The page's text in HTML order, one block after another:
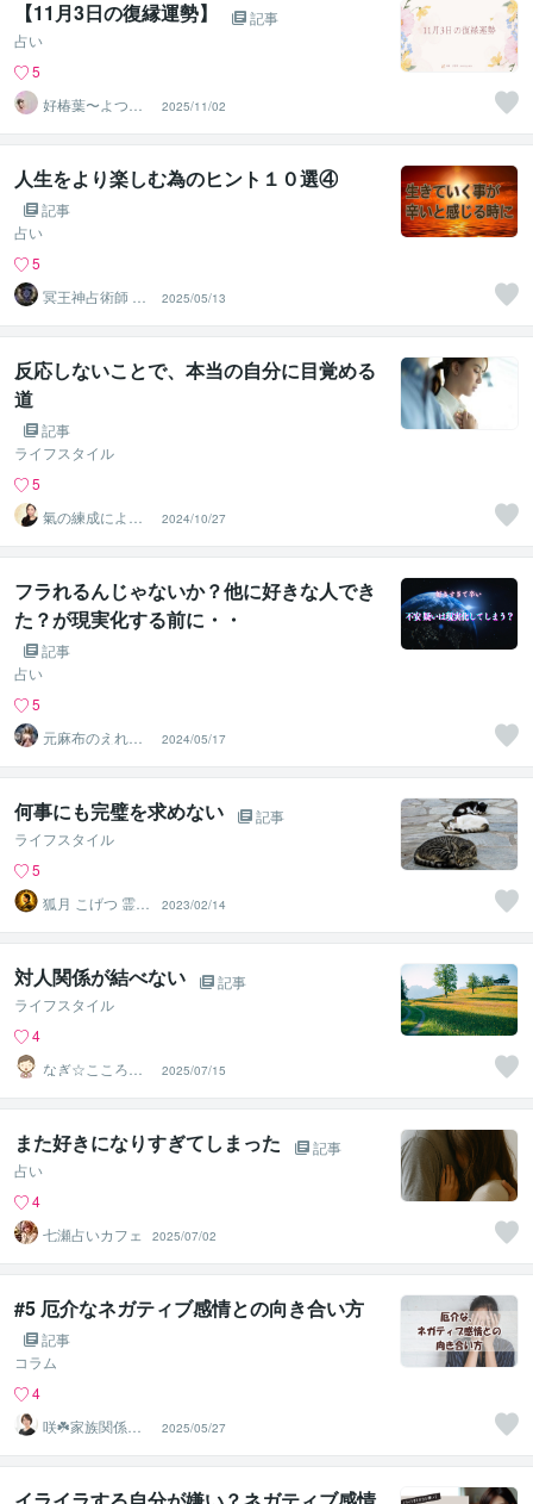
【11月3日の復縁運勢】
記事
占い
5
好椿葉〜よつ
ば〜
2025/11/02
人生をより楽しむ為のヒント１０選④
記事
占い
5
冥王神占術師 HI
ROKO
2025/05/13
反応しないことで、本当の自分に目覚める
道
記事
ライフスタイル
5
氣の練成による
意識変容ガイド
｜氣功師有岐
2024/10/27
フラれるんじゃないか？他に好きな人でき
た？が現実化する前に・・
記事
占い
5
元麻布のえれま
り
2024/05/17
何事にも完璧を求めない
記事
ライフスタイル
5
狐月 こげつ 霊視
鑑定師
2023/02/14
対人関係が結べない
記事
ライフスタイル
4
なぎ☆こころの
薬箱
2025/07/15
また好きになりすぎてしまった
記事
占い
4
七瀬占いカフェ
2025/07/02
#5 厄介なネガティブ感情との向き合い方
記事
コラム
4
咲☘️家族関係コ
ーディネーター
2025/05/27